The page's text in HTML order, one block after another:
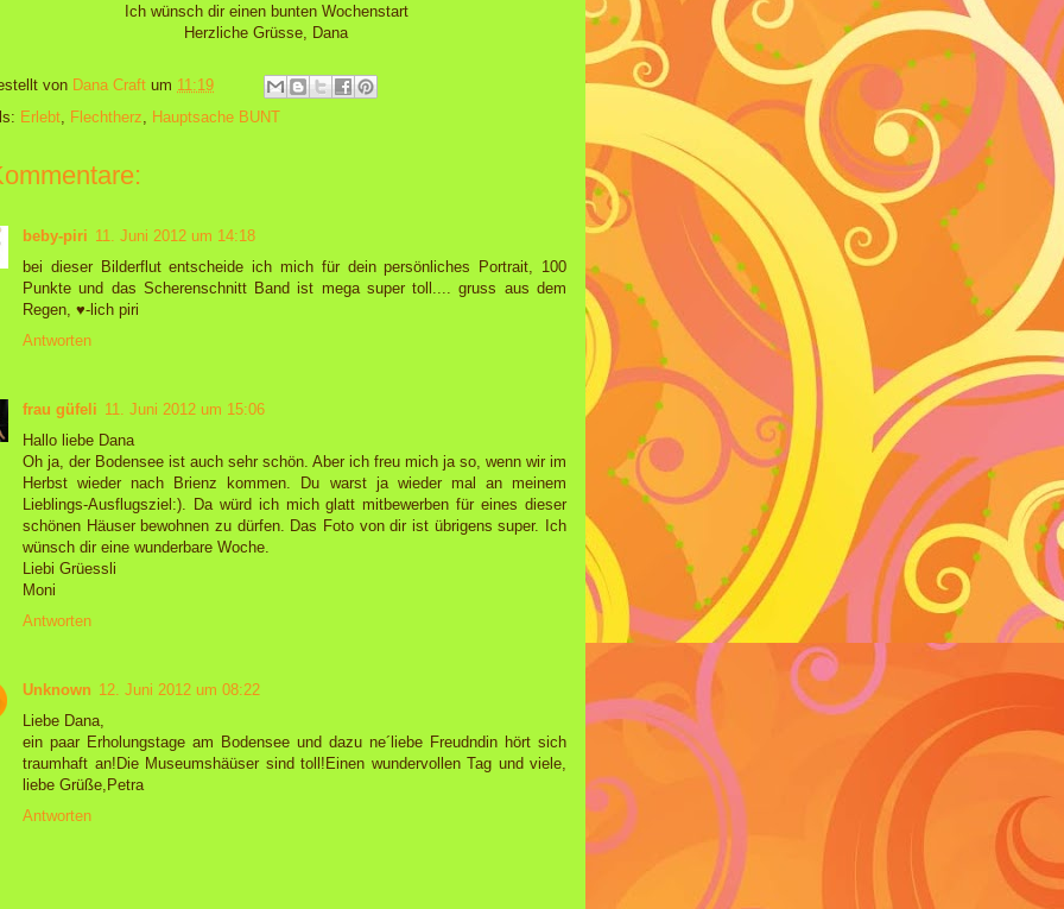
Ich wünsch dir einen bunten Wochenstart
Herzliche Grüsse, Dana
von Dana Craft um 11:19
Erlebt Flechtherz Hauptsache BUNT
beby-piri 11. Juni 2012 um 14:18
bei dieser Bilderflut entscheide ich mich für dein persönliches Portrait, 100
Punkte und das Scherenschnitt Band ist mega super toll.... gruss aus dem
Regen, ♥-lich piri
Antworten
frau güfeli 11. Juni 2012 um 15:06
Hallo liebe Dana
Oh ja, der Bodensee ist auch sehr schön. Aber ich freu mich ja so, wenn wir im
Herbst wieder nach Brienz kommen. Du warst ja wieder mal an meinem
Lieblings-Ausflugsziel:). Da würd ich mich glatt mitbewerben für eines dieser
schönen Häuser bewohnen zu dürfen. Das Foto von dir ist übrigens super. Ich
wünsch dir eine wunderbare Woche.
Liebi Grüessli
Moni
Antworten
Unknown 12. Juni 2012 um 08:22
Liebe Dana,
ein paar Erholungstage am Bodensee und dazu ne´liebe Freudndin hört sich
traumhaft an!Die Museumshäüser sind toll!Einen wundervollen Tag und viele,
liebe Grüße,Petra
Antworten